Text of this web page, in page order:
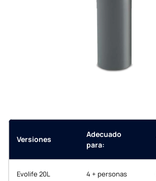
Versiones
Adecuado
para:
Evolife 20L 4 + personas